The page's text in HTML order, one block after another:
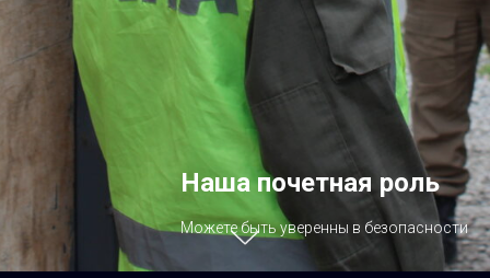
Наша почетная роль
Можете быть уверенны в безопасности